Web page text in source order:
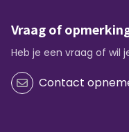
Vraag of
Heb je een vraag of wil
Contact